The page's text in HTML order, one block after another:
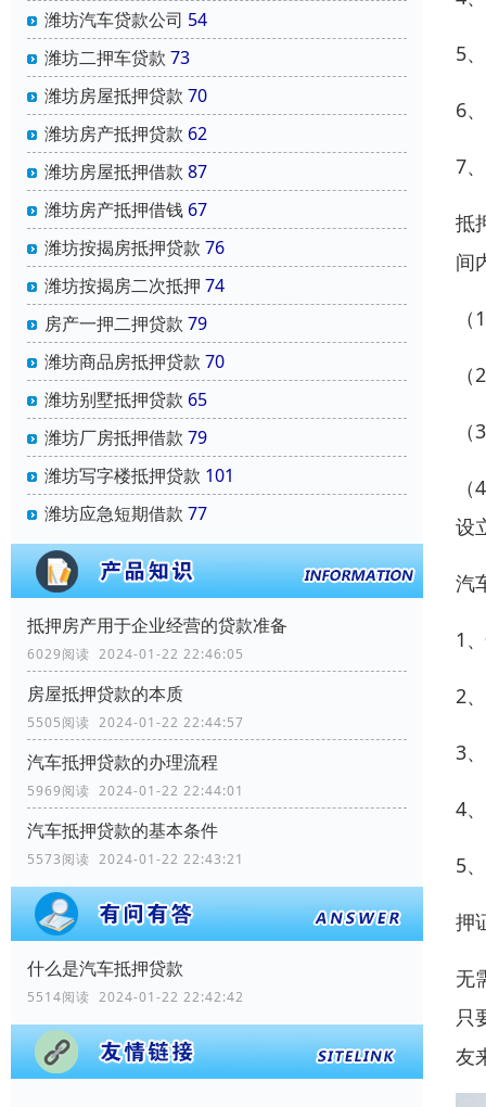
潍坊汽车贷款公司 54
潍坊二押车贷款 73
潍坊房屋抵押贷款 70
潍坊房产抵押贷款 62
潍坊房屋抵押借款 87
潍坊房产抵押借钱 67
潍坊按揭房抵押贷款 76
潍坊按揭房二次抵押 74
房产一押二押贷款 79
潍坊商品房抵押贷款 70
潍坊别墅抵押贷款 65
潍坊厂房抵押借款 79
潍坊写字楼抵押贷款 101
潍坊应急短期借款 77
抵押房产用于企业经营的贷款准备
6029阅读 2024-01-22 22:46:05
房屋抵押贷款的本质
5505阅读 2024-01-22 22:44:57
汽车抵押贷款的办理流程
5969阅读 2024-01-22 22:44:01
汽车抵押贷款的基本条件
5573阅读 2024-01-22 22:43:21
什么是汽车抵押贷款
5514阅读 2024-01-22 22:42:42
5
6
7
抵
间
设
汽
1
2
3
4
5
押
无
只
友